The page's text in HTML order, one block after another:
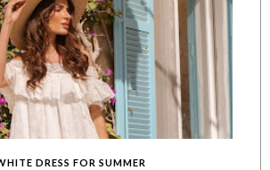
DRESS FOR SUMMER